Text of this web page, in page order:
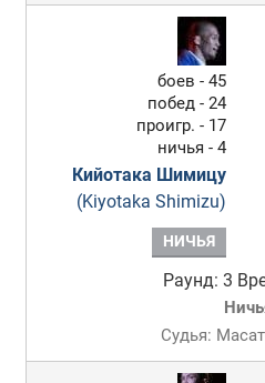
боев - 45
побед - 24
проигр. - 17
ничья - 4
Кийотака Шимицу
(Kiyotaka Shimizu)
НИЧЬЯ
Раунд: 3
Судья: